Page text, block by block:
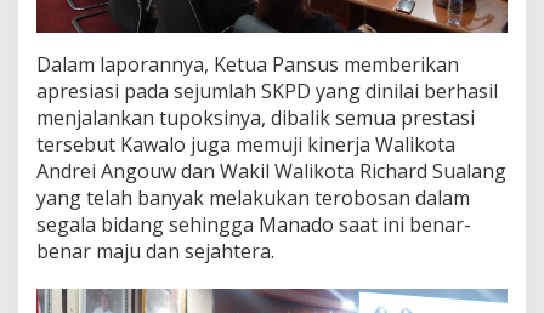
Dalam laporannya, Ketua Pansus memberikan
apresiasi pada sejumlah SKPD yang dinilai berhasil
menjalankan tupoksinya, dibalik semua prestasi
tersebut Kawalo juga memuji kinerja Walikota
Andrei Angouw dan Wakil Walikota Richard Sualang
yang telah banyak melakukan terobosan dalam
segala bidang sehingga Manado saat ini benar-
benar maju dan sejahtera.